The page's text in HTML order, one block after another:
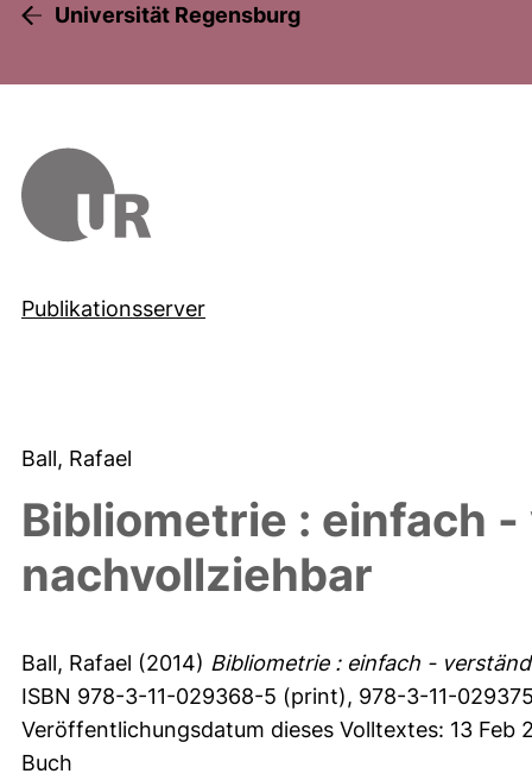
Universität Regensburg
Publikationsserver
Ball, Rafael
Bibliometrie : einfach
nachvollziehbar
Ball, Rafael (2014) Bibliometrie : einfach -
ISBN 978-3-11-029368-5 (print), 978-3-11-
Veröffentlichungsdatum dieses Volltextes: 13 Feb
Buch